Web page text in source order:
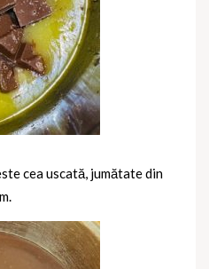
cea uscată, jumătate din